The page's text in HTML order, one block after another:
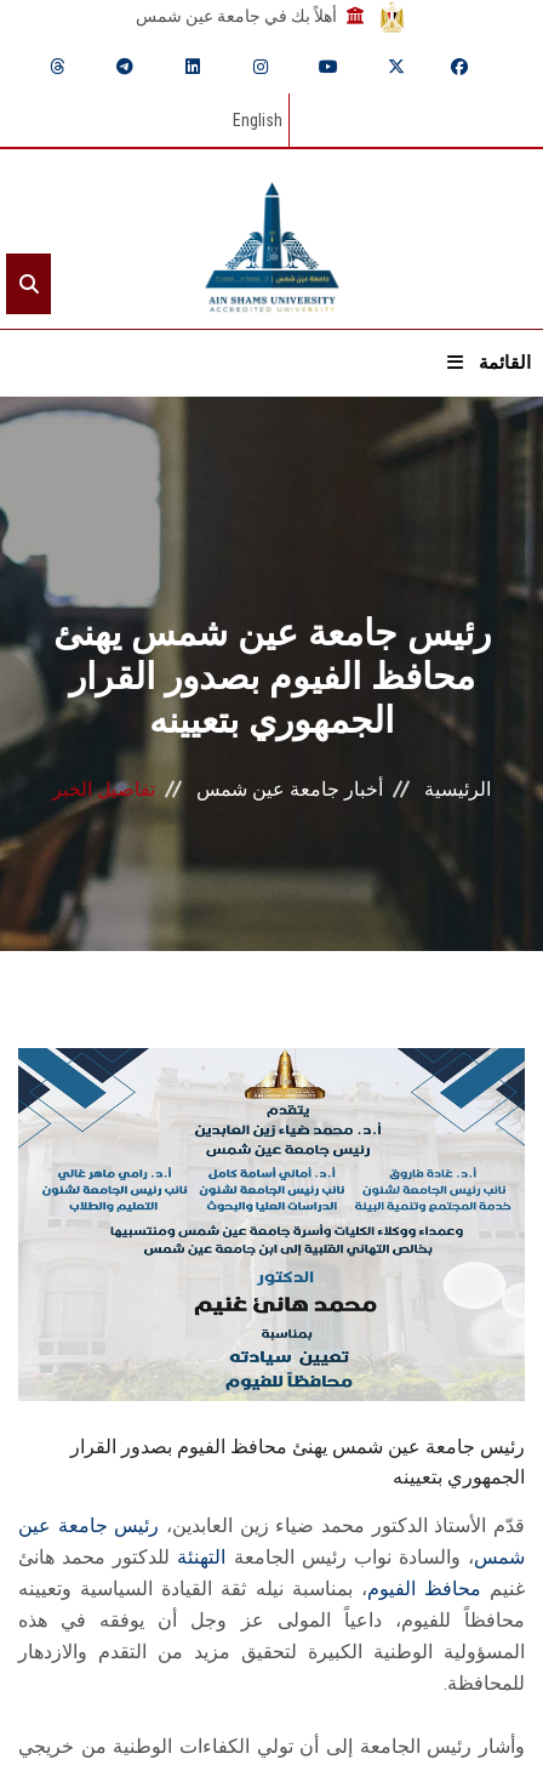
أهلاً بك في جامعة عين شمس
English
القائمة
الرئيسيـة
القطاعـات
الشئون الأكاديمية
البحث العلمي
المراكز والوحدات
الأنظمة الذكية
الطلاب
هيئة التدريس
الدراسات العليا
الموظفون
رئيس جامعة عين شمس يهنئ
محافظ الفيوم بصدور القرار
الجمهوري بتعيينه
الرئيسية أخبار جامعة عين شمس تفاصيل الخبر
رئيس جامعة عين شمس يهنئ محافظ الفيوم بصدور القرار
الجمهوري بتعيينه
قدّم الأستاذ الدكتور محمد ضياء زين العابدين، رئيس جامعة عين
شمس، والسادة نواب رئيس الجامعة التهنئة للدكتور محمد هانئ
غنيم محافظ الفيوم، بمناسبة نيله ثقة القيادة السياسية وتعيينه
محافظاً للفيوم، داعياً المولى عز وجل أن يوفقه في هذه
المسؤولية الوطنية الكبيرة لتحقيق مزيد من التقدم والازدهار
للمحافظة.
وأشار رئيس الجامعة إلى أن تولي الكفاءات الوطنية من خريجي